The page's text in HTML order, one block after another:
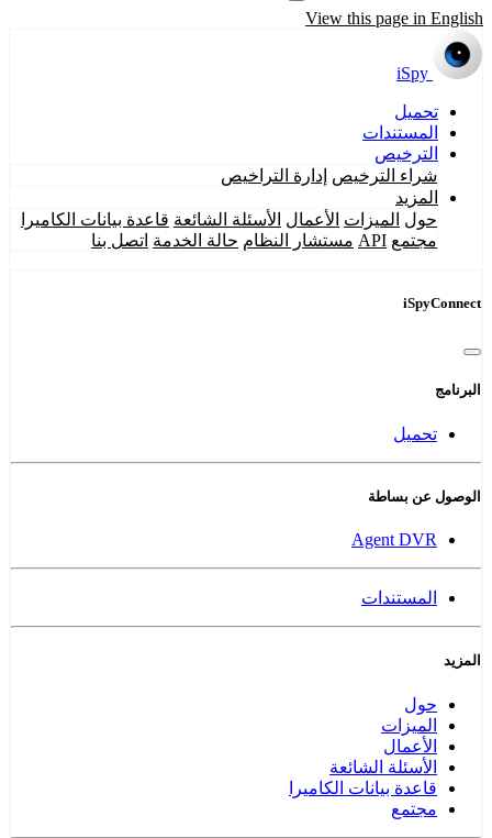
View this page in English
iSpy
تحميل
المستندات
الترخيص
شراء الترخيص إدارة التراخيص
المزيد
حول الميزات الأعمال الأسئلة الشائعة قاعدة بيانات الكاميرا
مجتمع API مستشار النظام حالة الخدمة اتصل بنا
iSpyConnect
البرنامج
تحميل
الوصول عن بساطة
Agent DVR
المستندات
المزيد
حول
الميزات
الأعمال
الأسئلة الشائعة
قاعدة بيانات الكاميرا
مجتمع